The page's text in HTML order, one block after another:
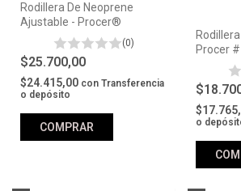
Rodillera De Neoprene
Ajustable - Procer®
(0)
$25.700,00
$24.415,00 con Transferencia
o depósito
COMPRAR
Procer
o